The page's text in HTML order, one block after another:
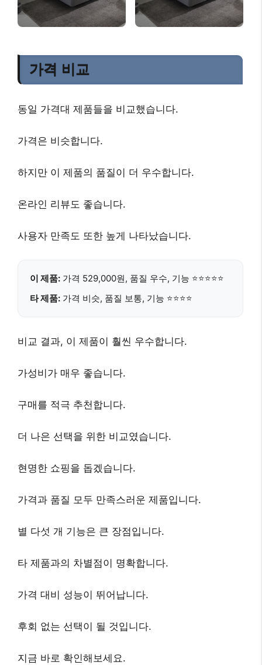
가격 비교
동일 가격대 제품들을 비교했습니다.
가격은 비슷합니다.
하지만 이 제품의 품질이 더 우수합니다.
온라인 리뷰도 좋습니다.
사용자 만족도 또한 높게 나타났습니다.
이 제품: 가격 529,000원, 품질 우수, 기능 ⭐⭐⭐⭐⭐
타 제품: 가격 비슷, 품질 보통, 기능 ⭐⭐⭐⭐
비교 결과, 이 제품이 훨씬 우수합니다.
가성비가 매우 좋습니다.
구매를 적극 추천합니다.
더 나은 선택을 위한 비교였습니다.
현명한 쇼핑을 돕겠습니다.
가격과 품질 모두 만족스러운 제품입니다.
별 다섯 개 기능은 큰 장점입니다.
타 제품과의 차별점이 명확합니다.
가격 대비 성능이 뛰어납니다.
후회 없는 선택이 될 것입니다.
지금 바로 확인해보세요.